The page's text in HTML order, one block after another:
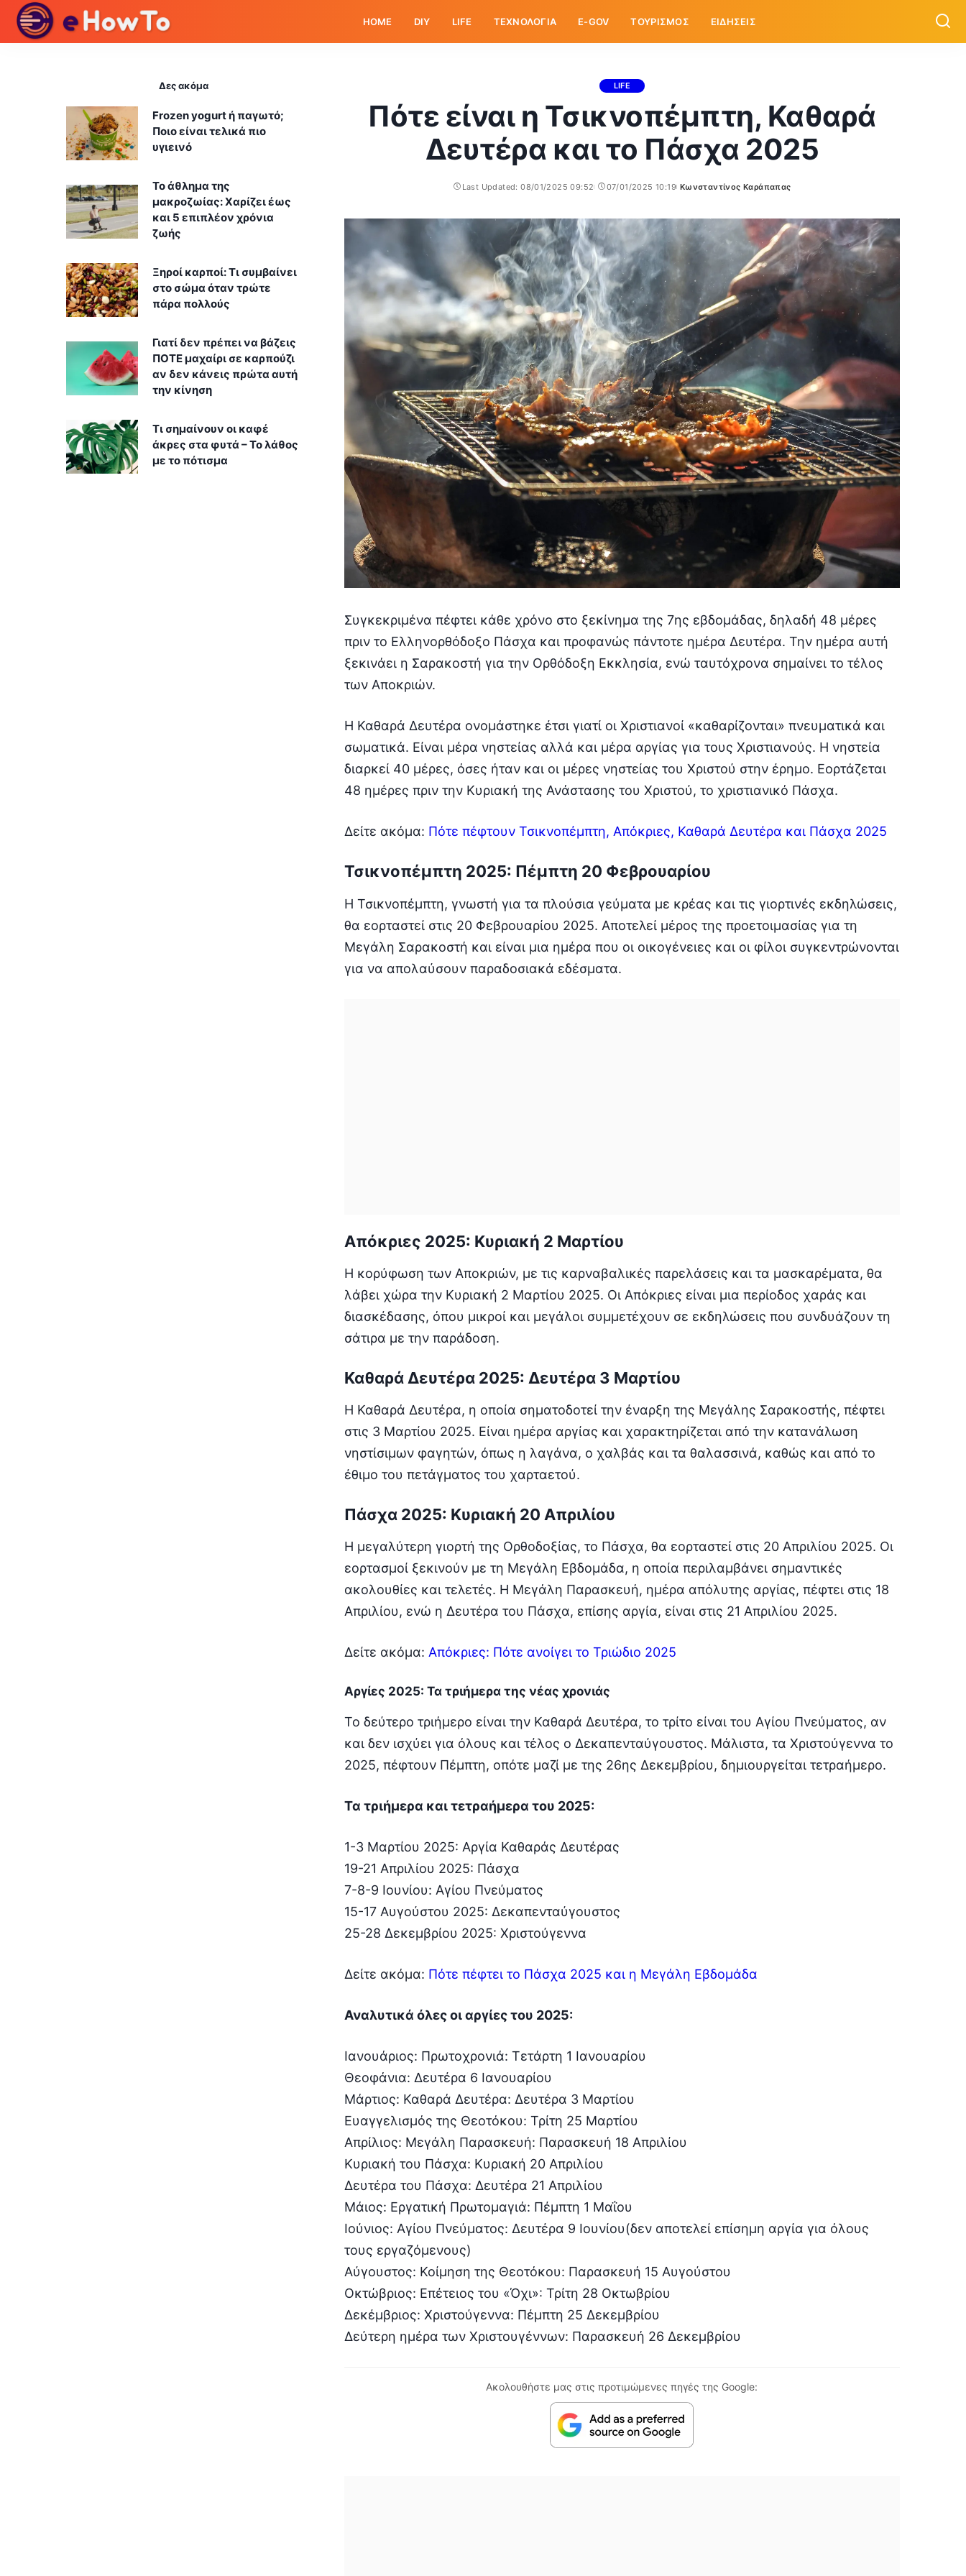
HOME DIY LIFE ΤΕΧΝΟΛΟΓΙΑ E-GOV ΤΟΥΡΙΣΜΟΣ ΕΙΔΗΣΕΙΣ
LIFE
Πότε είναι η Τσικνοπέμπτη, Καθαρά
Δευτέρα και το Πάσχα 2025
Last Updated: 08/01/2025 09:52 07/01/2025 10:19
Posted
Κωνσταντίνος Καράπαπας
Συγκεκριμένα πέφτει κάθε χρόνο στο ξεκίνημα της 7ης εβδομάδας, δηλαδή 48 μέρες
πριν το Ελληνορθόδοξο Πάσχα και προφανώς πάντοτε ημέρα Δευτέρα. Την ημέρα αυτή
ξεκινάει η Σαρακοστή για την Ορθόδοξη Εκκλησία, ενώ ταυτόχρονα σημαίνει το τέλος
των Αποκριών.
Η Καθαρά Δευτέρα ονομάστηκε έτσι γιατί οι Χριστιανοί «καθαρίζονται» πνευματικά και
σωματικά. Είναι μέρα νηστείας αλλά και μέρα αργίας για τους Χριστιανούς. Η νηστεία
διαρκεί 40 μέρες, όσες ήταν και οι μέρες νηστείας του Χριστού στην έρημο. Εορτάζεται
48 ημέρες πριν την Κυριακή της Ανάστασης του Χριστού, το χριστιανικό Πάσχα.
Δείτε ακόμα: Πότε πέφτουν Τσικνοπέμπτη, Απόκριες, Καθαρά Δευτέρα και Πάσχα 2025
Τσικνοπέμπτη 2025: Πέμπτη 20 Φεβρουαρίου
Η Τσικνοπέμπτη, γνωστή για τα πλούσια γεύματα με κρέας και τις γιορτινές εκδηλώσεις,
θα εορταστεί στις 20 Φεβρουαρίου 2025. Αποτελεί μέρος της προετοιμασίας για τη
Μεγάλη Σαρακοστή και είναι μια ημέρα που οι οικογένειες και οι φίλοι συγκεντρώνονται
για να απολαύσουν παραδοσιακά εδέσματα.
Απόκριες 2025: Κυριακή 2 Μαρτίου
Η κορύφωση των Αποκριών, με τις καρναβαλικές παρελάσεις και τα μασκαρέματα, θα
λάβει χώρα την Κυριακή 2 Μαρτίου 2025. Οι Απόκριες είναι μια περίοδος χαράς και
διασκέδασης, όπου μικροί και μεγάλοι συμμετέχουν σε εκδηλώσεις που συνδυάζουν τη
σάτιρα με την παράδοση.
Καθαρά Δευτέρα 2025: Δευτέρα 3 Μαρτίου
Η Καθαρά Δευτέρα, η οποία σηματοδοτεί την έναρξη της Μεγάλης Σαρακοστής, πέφτει
στις 3 Μαρτίου 2025. Είναι ημέρα αργίας και χαρακτηρίζεται από την κατανάλωση
νηστίσιμων φαγητών, όπως η λαγάνα, ο χαλβάς και τα θαλασσινά, καθώς και από το
έθιμο του πετάγματος του χαρταετού.
Πάσχα 2025: Κυριακή 20 Απριλίου
Η μεγαλύτερη γιορτή της Ορθοδοξίας, το Πάσχα, θα εορταστεί στις 20 Απριλίου 2025. Οι
εορτασμοί ξεκινούν με τη Μεγάλη Εβδομάδα, η οποία περιλαμβάνει σημαντικές
ακολουθίες και τελετές. Η Μεγάλη Παρασκευή, ημέρα απόλυτης αργίας, πέφτει στις 18
Απριλίου, ενώ η Δευτέρα του Πάσχα, επίσης αργία, είναι στις 21 Απριλίου 2025.
Δείτε ακόμα: Απόκριες: Πότε ανοίγει το Τριώδιο 2025
Αργίες 2025: Τα τριήμερα της νέας χρονιάς
Το δεύτερο τριήμερo είναι την Καθαρά Δευτέρα, το τρίτο είναι του Αγίου Πνεύματος, αν
και δεν ισχύει για όλους και τέλος ο Δεκαπενταύγουστος. Μάλιστα, τα Χριστούγεννα το
2025, πέφτουν Πέμπτη, οπότε μαζί με της 26ης Δεκεμβρίου, δημιουργείται τετραήμερο.
Τα τριήμερα και τετραήμερα του 2025:
1-3 Μαρτίου 2025: Αργία Καθαράς Δευτέρας
19-21 Απριλίου 2025: Πάσχα
7-8-9 Ιουνίου: Αγίου Πνεύματος
15-17 Αυγούστου 2025: Δεκαπενταύγουστος
25-28 Δεκεμβρίου 2025: Χριστούγεννα
Δείτε ακόμα: Πότε πέφτει το Πάσχα 2025 και η Μεγάλη Εβδομάδα
Αναλυτικά όλες οι αργίες του 2025:
Ιανουάριος: Πρωτοχρονιά: Τετάρτη 1 Ιανουαρίου
Θεοφάνια: Δευτέρα 6 Ιανουαρίου
Μάρτιος: Καθαρά Δευτέρα: Δευτέρα 3 Μαρτίου
Ευαγγελισμός της Θεοτόκου: Τρίτη 25 Μαρτίου
Απρίλιος: Μεγάλη Παρασκευή: Παρασκευή 18 Απριλίου
Κυριακή του Πάσχα: Κυριακή 20 Απριλίου
Δευτέρα του Πάσχα: Δευτέρα 21 Απριλίου
Μάιος: Εργατική Πρωτομαγιά: Πέμπτη 1 Μαΐου
Ιούνιος: Αγίου Πνεύματος: Δευτέρα 9 Ιουνίου(δεν αποτελεί επίσημη αργία για όλους
τους εργαζόμενους)
Αύγουστος: Κοίμηση της Θεοτόκου: Παρασκευή 15 Αυγούστου
Οκτώβριος: Επέτειος του «Όχι»: Τρίτη 28 Οκτωβρίου
Δεκέμβριος: Χριστούγεννα: Πέμπτη 25 Δεκεμβρίου
Δεύτερη ημέρα των Χριστουγέννων: Παρασκευή 26 Δεκεμβρίου
Ακολουθήστε μας στις προτιμώμενες πηγές της Google:
Δες ακόμα
Frozen yogurt ή παγωτό;
Ποιο είναι τελικά πιο
υγιεινό
Το άθλημα της
μακροζωίας: Χαρίζει έως
και 5 επιπλέον χρόνια
ζωής
Ξηροί καρποί: Τι συμβαίνει
στο σώμα όταν τρώτε
πάρα πολλούς
Γιατί δεν πρέπει να βάζεις
ΠΟΤΕ μαχαίρι σε καρπούζι
αν δεν κάνεις πρώτα αυτή
την κίνηση
Τι σημαίνουν οι καφέ
άκρες στα φυτά – Το λάθος
με το πότισμα